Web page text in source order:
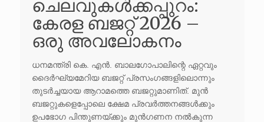
ചെലവുകൾക്കപ്പുറം:
കേരള ബജറ്റ് 2026 –
ഒരു അവലോകനം
ധനമന്ത്രി കെ. എൻ. ബാലഗോപാലിന്റെ ഏറ്റവും
ദൈർഘ്യമേറിയ ബജറ്റ് പ്രസംഗങ്ങളിലൊന്നും
തുടർച്ചയായ ആറാമത്തെ ബജറ്റുമാണിത്. മുൻ
ബജറ്റുകളെപ്പോലെ ക്ഷേമ പ്രവർത്തനങ്ങൾക്കും
ഉപഭോഗ പിന്തുണയ്ക്കും മുൻഗണന നൽകുന്ന